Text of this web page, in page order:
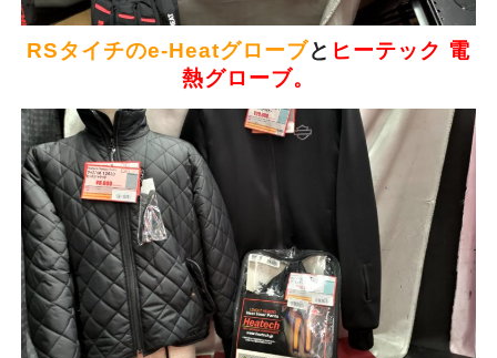
RSタイチのe-Heatグローブと ヒーテック 電
熱グローブ。